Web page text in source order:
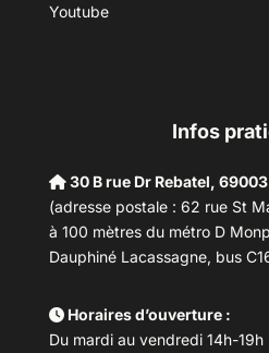
Youtube
Infos
30 B rue Dr Rebatel,
(adresse postale : 62 rue St
à 100 mètres du métro D
Dauphiné Lacassagne, bus
Horaires d’ouverture :
Du mardi au vendredi 14h-19h